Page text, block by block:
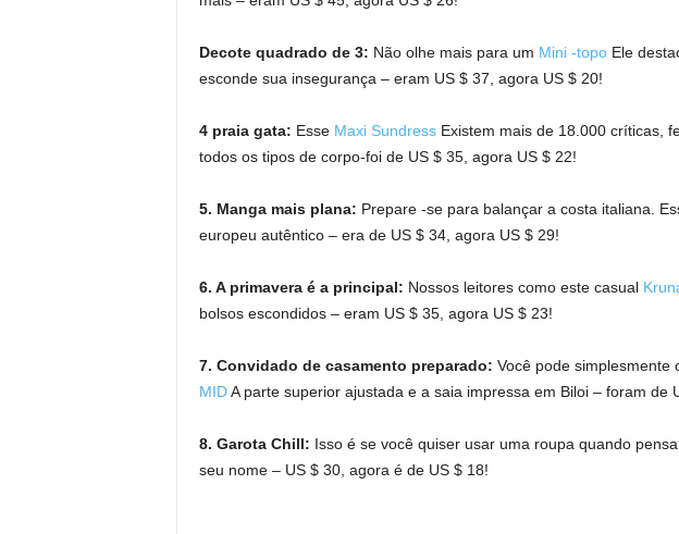
Decote quadrado de 3: Não olhe mais para um Mini -topoEle
esconde sua insegurança – eram US $ 37, agora US $ 20!
4 praia gata: Esse Maxi SundressExistem mais de 18.000 críticas,
todos os tipos de corpo-foi de US $ 35, agora US $ 22!
5. Manga mais plana: Prepare -se para balançar a costa italiana.
europeu autêntico – era de US $ 34, agora US $ 29!
6. A primavera é a principal: Nossos leitores como este casual
bolsos escondidos – eram US $ 35, agora US $ 23!
7. Convidado de casamento preparado: Você pode simplesmente
MIDA parte superior ajustada e a saia impressa em Biloi – foram de
8. Garota Chill: Isso é se você quiser usar uma roupa quando
seu nome – US $ 30, agora é de US $ 18!